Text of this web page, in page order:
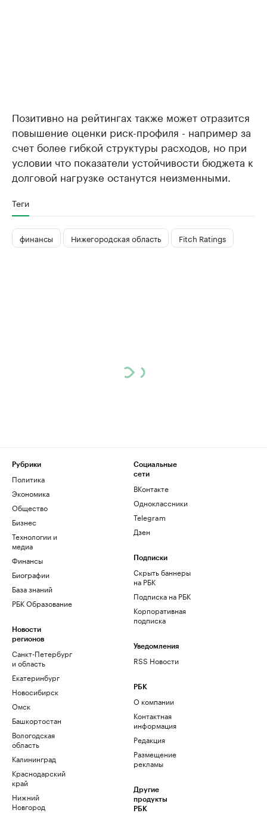
Позитивно на рейтингах также может отразится
повышение оценки риск-профиля - например за
счет более гибкой структуры расходов, но при
условии что показатели устойчивости бюджета к
долговой нагрузке останутся неизменными.
Теги
финансы Нижегородская область Fitch Ratings
Рубрики
Политика
Экономика
Общество
Бизнес
Технологии и
медиа
Финансы
Биографии
База знаний
РБК Образование
Новости
регионов
Санкт-Петербург
и область
Екатеринбург
Новосибирск
Омск
Башкортостан
Вологодская
область
Калининград
Краснодарский
край
Нижний
Новгород
Социальные
сети
ВКонтакте
Одноклассники
Telegram
Дзен
Подписки
Скрыть баннеры
на РБК
Подписка на РБК
Корпоративная
подписка
Уведомления
RSS Новости
РБК
О компании
Контактная
информация
Редакция
Размещение
рекламы
Другие
продукты
РБК